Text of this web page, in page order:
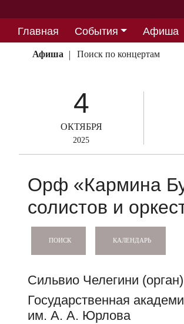
Главная События Афиша
Партнерство
Афиша Поиск по концертам
4
ОКТЯБРЯ
2025
Орф «Кармина
солистов и
ПОИСК КАЛЕНДАРЬ
Сильвио Челегини
Государственная
им. А. А. Юрлова